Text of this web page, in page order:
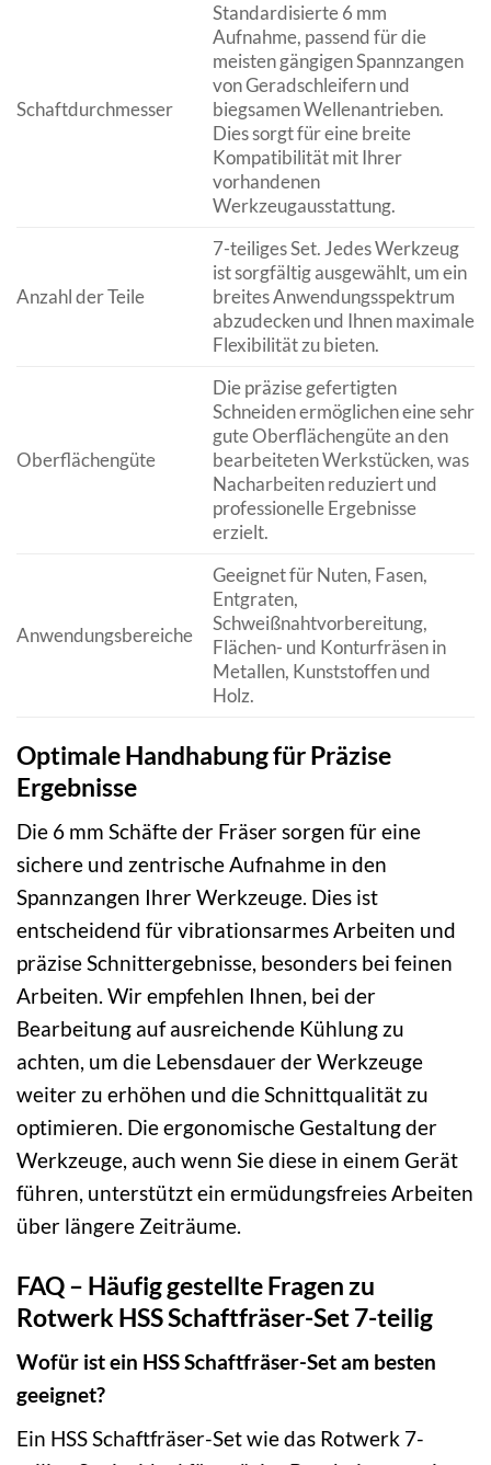
Schaftdurchmesser
Standardisierte 6 mm
Aufnahme, passend für die
meisten gängigen Spannzangen
von Geradschleifern und
biegsamen Wellenantrieben.
Dies sorgt für eine breite
Kompatibilität mit Ihrer
vorhandenen
Werkzeugausstattung.
Anzahl der Teile
7-teiliges Set. Jedes Werkzeug
ist sorgfältig ausgewählt, um ein
breites Anwendungsspektrum
abzudecken und Ihnen maximale
Flexibilität zu bieten.
Oberflächengüte
Die präzise gefertigten
Schneiden ermöglichen eine sehr
gute Oberflächengüte an den
bearbeiteten Werkstücken, was
Nacharbeiten reduziert und
professionelle Ergebnisse
erzielt.
Anwendungsbereiche
Geeignet für Nuten, Fasen,
Entgraten,
Schweißnahtvorbereitung,
Flächen- und Konturfräsen in
Metallen, Kunststoffen und
Holz.
Optimale Handhabung für Präzise
Ergebnisse
Die 6 mm Schäfte der Fräser sorgen für eine
sichere und zentrische Aufnahme in den
Spannzangen Ihrer Werkzeuge. Dies ist
entscheidend für vibrationsarmes Arbeiten und
präzise Schnittergebnisse, besonders bei feinen
Arbeiten. Wir empfehlen Ihnen, bei der
Bearbeitung auf ausreichende Kühlung zu
achten, um die Lebensdauer der Werkzeuge
weiter zu erhöhen und die Schnittqualität zu
optimieren. Die ergonomische Gestaltung der
Werkzeuge, auch wenn Sie diese in einem Gerät
führen, unterstützt ein ermüdungsfreies Arbeiten
über längere Zeiträume.
FAQ – Häufig gestellte Fragen zu
Rotwerk HSS Schaftfräser-Set 7-teilig
Wofür ist ein HSS Schaftfräser-Set am besten
geeignet?
Ein HSS Schaftfräser-Set wie das Rotwerk 7-